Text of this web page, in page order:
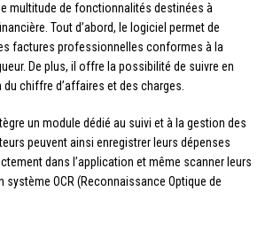
multitude de fonctionnalités destinées à
Tout d’abord, le logiciel permet de
factures professionnelles conformes à la
De plus, il offre la possibilité de suivre en
du chiffre d’affaires et des charges.
un module dédié au suivi et à la gestion des
peuvent ainsi enregistrer leurs dépenses
dans l’application et même scanner leurs
OCR (Reconnaissance Optique de